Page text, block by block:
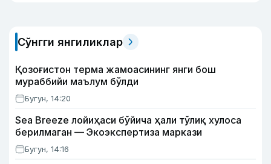
Сўнгги янгиликлар
Қозоғистон терма жамоасининг янги бош
мураббийи маълум бўлди
Бугун, 14:20
Sea Breeze лойиҳаси бўйича ҳали тўлиқ хулоса
берилмаган — Экоэкспертиза маркази
Бугун, 14:16